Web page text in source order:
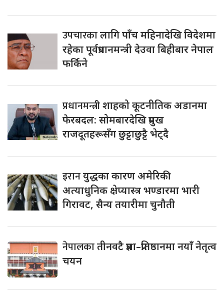
उपचारकालागि पाँच महिनादेखि विदेशमा
रहेका पूर्वप्रधानमन्त्री देउवा बिहीबार नेपाल
फर्किने
प्रधानमन्त्रीशाहको कूटनीतिक अडानमा
फेरबदल: सोमबारदेखि प्रमुख
राजदूतहरूसँग छुट्टाछुट्टै भेट्दै
इरानयुद्धका कारण अमेरिकी
अत्याधुनिक क्षेप्यास्त्र भण्डारमा भारी
गिरावट, सैन्य तयारीमा चुनौती
नेपालकातीनवटै प्रज्ञा–प्रतिष्ठानमा नयाँ नेतृत्व
चयन